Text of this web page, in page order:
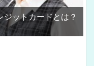
ットカードとは？